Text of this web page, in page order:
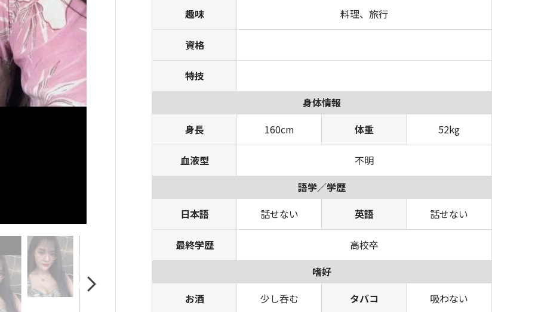
趣味 料理、旅行
資格
特技
身体情報
身長
160cm 体重 52kg
血液型
不明
語学／学歴
日本語
話せない 英語 話せない
最終学歴
高校卒
嗜好
お酒
少し呑む タバコ 吸わない